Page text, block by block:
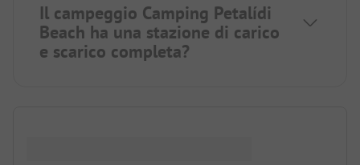
Il campeggio Camping Petalídi
Beach ha una stazione di carico
e scarico completa?